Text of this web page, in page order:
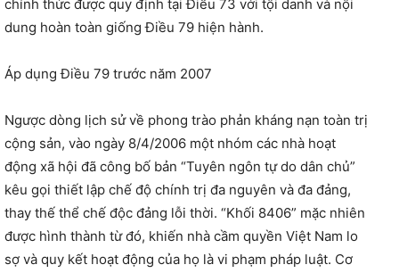
chính thức được quy định tại Điều 73 với tội danh và nội
dung hoàn toàn giống Điều 79 hiện hành.
Áp dụng Điều 79 trước năm 2007
Ngược dòng lịch sử về phong trào phản kháng nạn toàn trị
cộng sản, vào ngày 8/4/2006 một nhóm các nhà hoạt
động xã hội đã công bố bản “Tuyên ngôn tự do dân chủ”
kêu gọi thiết lập chế độ chính trị đa nguyên và đa đảng,
thay thế thể chế độc đảng lỗi thời. “Khối 8406” mặc nhiên
được hình thành từ đó, khiến nhà cầm quyền Việt Nam lo
sợ và quy kết hoạt động của họ là vi phạm pháp luật. Cơ